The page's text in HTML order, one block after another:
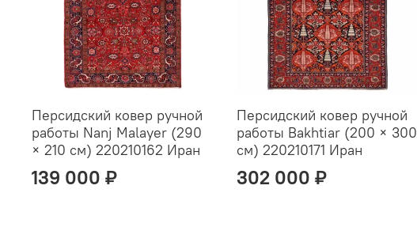
Персидский ковер ручной
работы Nanj Malayer (290
× 210 см) 220210162 Иран
139 000 ₽
Персидский ковер ручной
работы Bakhtiar (200 × 300
см) 220210171 Иран
302 000 ₽